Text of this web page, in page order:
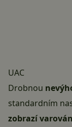
UAC
Drobnou
standardním
zobrazí